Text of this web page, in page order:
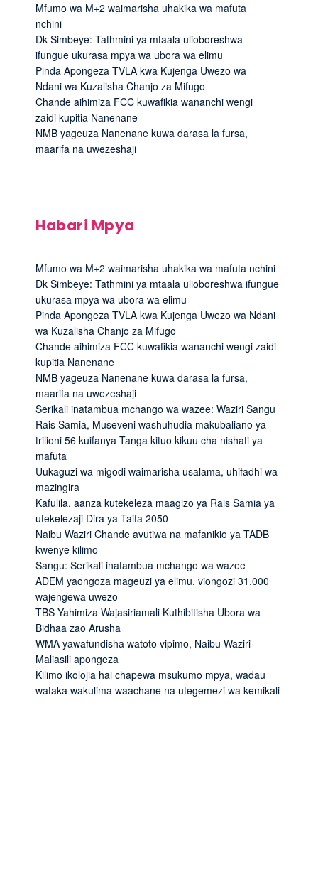
Mfumo wa M+2 waimarisha uhakika wa mafuta
nchini
Dk Simbeye: Tathmini ya mtaala ulioboreshwa
ifungue ukurasa mpya wa ubora wa elimu
Pinda Apongeza TVLA kwa Kujenga Uwezo wa
Ndani wa Kuzalisha Chanjo za Mifugo
Chande aihimiza FCC kuwafikia wananchi wengi
zaidi kupitia Nanenane
NMB yageuza Nanenane kuwa darasa la fursa,
maarifa na uwezeshaji
Habari Mpya
Mfumo wa M+2 waimarisha uhakika wa mafuta nchini
Dk Simbeye: Tathmini ya mtaala ulioboreshwa ifungue
ukurasa mpya wa ubora wa elimu
Pinda Apongeza TVLA kwa Kujenga Uwezo wa Ndani
wa Kuzalisha Chanjo za Mifugo
Chande aihimiza FCC kuwafikia wananchi wengi zaidi
kupitia Nanenane
NMB yageuza Nanenane kuwa darasa la fursa,
maarifa na uwezeshaji
Serikali inatambua mchango wa wazee: Waziri Sangu
Rais Samia, Museveni washuhudia makubaliano ya
trilioni 56 kuifanya Tanga kituo kikuu cha nishati ya
mafuta
Uukaguzi wa migodi waimarisha usalama, uhifadhi wa
mazingira
Kafulila, aanza kutekeleza maagizo ya Rais Samia ya
utekelezaji Dira ya Taifa 2050
Naibu Waziri Chande avutiwa na mafanikio ya TADB
kwenye kilimo
Sangu: Serikali inatambua mchango wa wazee
ADEM yaongoza mageuzi ya elimu, viongozi 31,000
wajengewa uwezo
TBS Yahimiza Wajasiriamali Kuthibitisha Ubora wa
Bidhaa zao Arusha
WMA yawafundisha watoto vipimo, Naibu Waziri
Maliasili apongeza
Kilimo ikolojia hai chapewa msukumo mpya, wadau
wataka wakulima waachane na utegemezi wa kemikali